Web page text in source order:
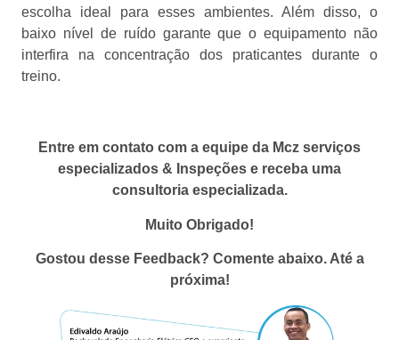
escolha ideal para esses ambientes. Além disso, o
baixo nível de ruído garante que o equipamento não
interfira na concentração dos praticantes durante o
treino.
Entre em contato com a equipe da Mcz serviços
especializados & Inspeções e receba uma
consultoria especializada.
Muito Obrigado!
Gostou desse Feedback? Comente abaixo. Até a
próxima!